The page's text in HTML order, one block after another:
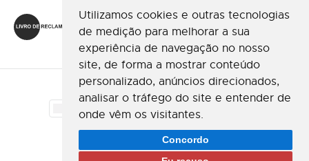
Utilizamos cookies e outras tecnologias
de medição para melhorar a sua
experiência de navegação no nosso
site, de forma a mostrar conteúdo
personalizado, anúncios direcionados,
analisar o tráfego do site e entender de
onde vêm os visitantes.
Concordo
Método de Pagamento
Método de Envio